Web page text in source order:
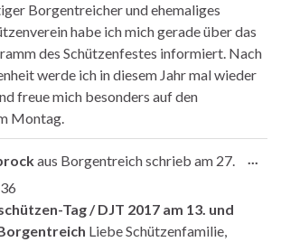
Borgentreicher und ehemaliges
habe ich mich gerade über das
des Schützenfestes informiert. Nach
werde ich in diesem Jahr mal wieder
freue mich besonders auf den
Montag.
aus Borgentreichschrieb am 27.
Tag / DJT 2017 am 13. und
Liebe Schützenfamilie,
...